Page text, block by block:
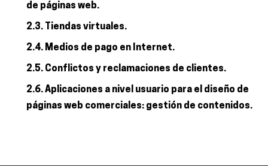
de páginas web.
2.3. Tiendas virtuales.
2.4. Medios de pago en Internet.
2.5. Conflictos y reclamaciones de clientes.
2.6. Aplicaciones a nivel usuario para el diseño de
páginas web comerciales: gestión de contenidos.